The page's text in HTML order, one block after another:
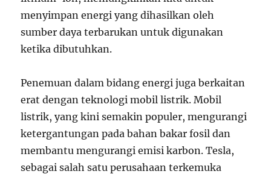
menyimpan energi yang dihasilkan oleh
sumber daya terbarukan untuk digunakan
ketika dibutuhkan.
Penemuan dalam bidang energi juga berkaitan
erat dengan teknologi mobil listrik. Mobil
listrik, yang kini semakin populer, mengurangi
ketergantungan pada bahan bakar fosil dan
membantu mengurangi emisi karbon. Tesla,
sebagai salah satu perusahaan terkemuka